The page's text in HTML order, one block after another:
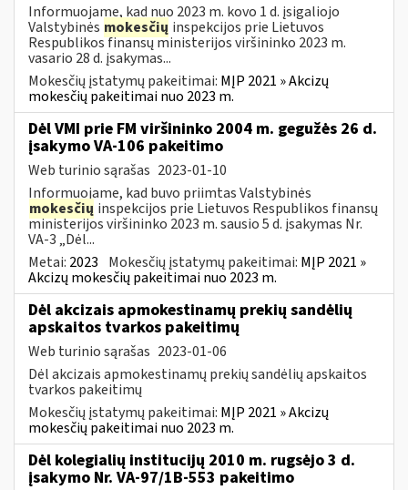
Informuojame, kad nuo 2023 m. kovo 1 d. įsigaliojo
Valstybinės mokesčių inspekcijos prie Lietuvos
Respublikos finansų ministerijos viršininko 2023 m.
vasario 28 d. įsakymas...
Mokesčių įstatymų pakeitimai: MĮP 2021 » Akcizų
mokesčių pakeitimai nuo 2023 m.
Dėl VMI prie FM viršininko 2004 m. gegužės 26 d.
įsakymo VA-106 pakeitimo
Web turinio sąrašas 2023-01-10
Informuojame, kad buvo priimtas Valstybinės
mokesčių inspekcijos prie Lietuvos Respublikos finansų
ministerijos viršininko 2023 m. sausio 5 d. įsakymas Nr.
VA-3 „Dėl...
Metai: 2023 Mokesčių įstatymų pakeitimai: MĮP 2021 »
Akcizų mokesčių pakeitimai nuo 2023 m.
Dėl akcizais apmokestinamų prekių sandėlių
apskaitos tvarkos pakeitimų
Web turinio sąrašas 2023-01-06
Dėl akcizais apmokestinamų prekių sandėlių apskaitos
tvarkos pakeitimų
Mokesčių įstatymų pakeitimai: MĮP 2021 » Akcizų
mokesčių pakeitimai nuo 2023 m.
Dėl kolegialių institucijų 2010 m. rugsėjo 3 d.
įsakymo Nr. VA-97/1B-553 pakeitimo